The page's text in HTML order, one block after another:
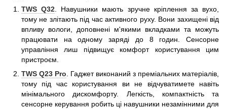
TWS Q32 . Навушники мають зручне кріплення за вухо,
тому не злітають під час активного руху. Вони захищені від
впливу вологи, доповнені м'якими вкладками та можуть
працювати на одному заряді до 8 годин. Сенсорне
управління лиш підвищує комфорт користування цим
пристроєм.
TWS Q23 Pro . Гаджет виконаний з преміальних матеріалів,
тому під час користування ви не відчуватимете навіть
мінімального дискомфорту. Легкість, компактність та
сенсорне керування робить ці навушники незамінними для